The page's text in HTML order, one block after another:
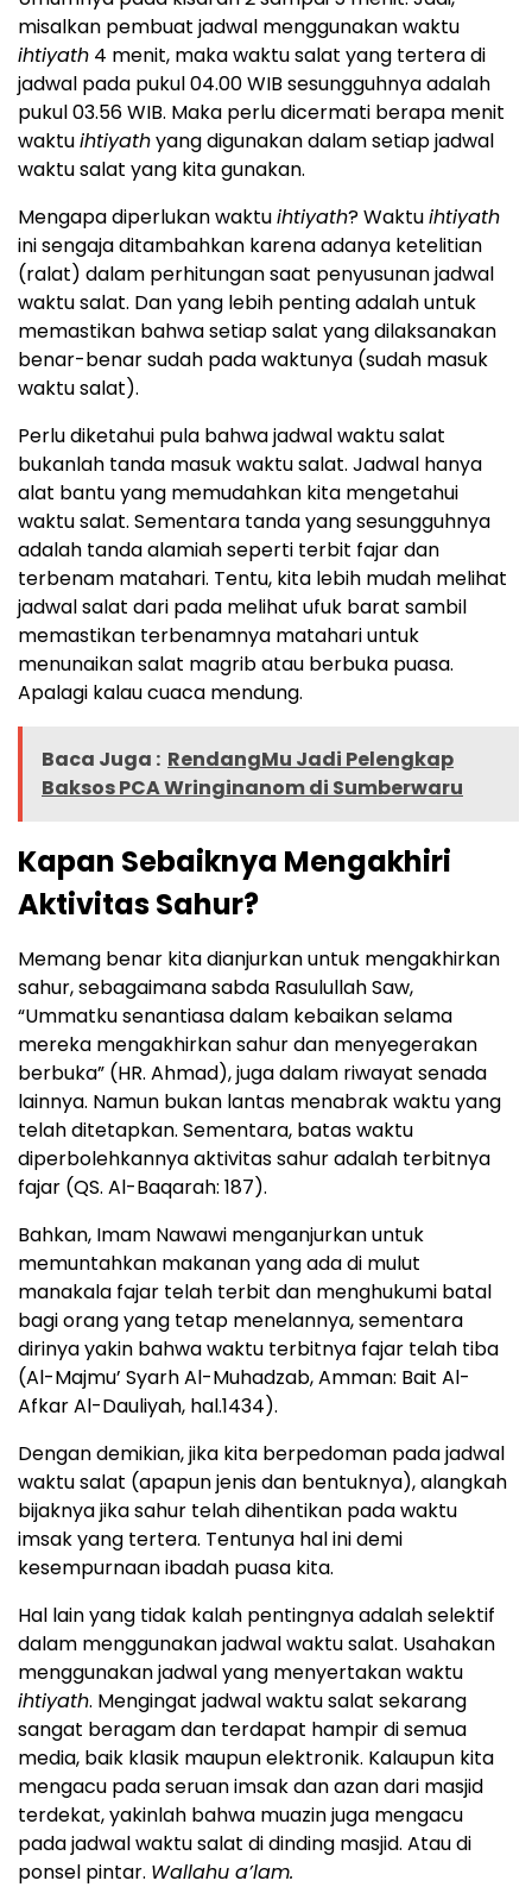
misalkan pembuat jadwal menggunakan waktu
ihtiyath 4 menit, maka waktu salat yang tertera di
jadwal pada pukul 04.00 WIB sesungguhnya adalah
pukul 03.56 WIB. Maka perlu dicermati berapa menit
waktuihtiyathyang digunakan dalam setiap jadwal
waktu salat yang kita gunakan.
Mengapa diperlukan waktuihtiyath? Waktuihtiyath
ini sengaja ditambahkan karena adanya ketelitian
(ralat) dalam perhitungan saat penyusunan jadwal
waktu salat. Dan yang lebih penting adalah untuk
memastikan bahwa setiap salat yang dilaksanakan
benar-benar sudah pada waktunya (sudah masuk
waktu salat).
Perlu diketahui pula bahwa jadwal waktu salat
bukanlah tanda masuk waktu salat. Jadwal hanya
alat bantu yang memudahkan kita mengetahui
waktu salat. Sementara tanda yang sesungguhnya
adalah tanda alamiah seperti terbit fajar dan
terbenam matahari. Tentu, kita lebih mudah melihat
jadwal salat dari pada melihat ufuk barat sambil
memastikan terbenamnya matahari untuk
menunaikan salat magrib atau berbuka puasa.
Apalagi kalau cuaca mendung.
Baca Juga : RendangMu Jadi Pelengkap
Baksos PCA Wringinanom di Sumberwaru
Kapan Sebaiknya Mengakhiri
Aktivitas Sahur?
Memang benar kita dianjurkan untuk mengakhirkan
sahur, sebagaimana sabda Rasulullah Saw,
“Ummatku senantiasa dalam kebaikan selama
mereka mengakhirkan sahur dan menyegerakan
berbuka” (HR. Ahmad), juga dalam riwayat senada
lainnya. Namun bukan lantas menabrak waktu yang
telah ditetapkan. Sementara, batas waktu
diperbolehkannya aktivitas sahur adalah terbitnya
fajar (QS. Al-Baqarah: 187).
Bahkan, Imam Nawawi menganjurkan untuk
memuntahkan makanan yang ada di mulut
manakala fajar telah terbit dan menghukumi batal
bagi orang yang tetap menelannya, sementara
dirinya yakin bahwa waktu terbitnya fajar telah tiba
(Al-Majmu’ Syarh Al-Muhadzab, Amman: Bait Al-
Afkar Al-Dauliyah, hal.1434).
Dengan demikian, jika kita berpedoman pada jadwal
waktu salat (apapun jenis dan bentuknya), alangkah
bijaknya jika sahur telah dihentikan pada waktu
imsak yang tertera. Tentunya hal ini demi
kesempurnaan ibadah puasa kita.
Hal lain yang tidak kalah pentingnya adalah selektif
dalam menggunakan jadwal waktu salat. Usahakan
menggunakan jadwal yang menyertakan waktu
ihtiyath. Mengingat jadwal waktu salat sekarang
sangat beragam dan terdapat hampir di semua
media, baik klasik maupun elektronik. Kalaupun kita
mengacu pada seruan imsak dan azan dari masjid
terdekat, yakinlah bahwa muazin juga mengacu
pada jadwal waktu salat di dinding masjid. Atau di
ponsel pintar. Wallahu a’lam.